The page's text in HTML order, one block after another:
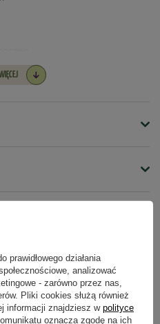
terenie UE Więcej
prawidłowego działania
analizować
- zarówno przez nas,
Pliki cookies służą również
informacji znajdziesz w polityce
oznacza zgodę na ich